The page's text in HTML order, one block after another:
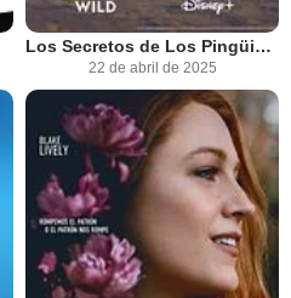
Los Secretos de Los Pingüinos
22 de abril de 2025